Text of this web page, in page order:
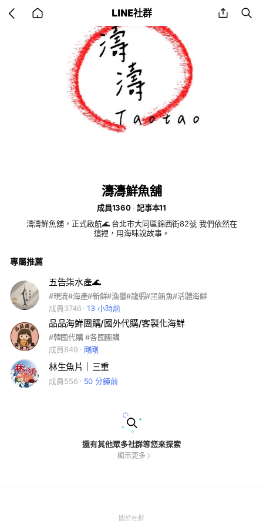
back LINE社群 share
濤濤鮮魚舖
成員1360
記事本11
濤濤鮮魚舖，正式啟航🌊 台北市大同區錦西街82號 我們依然在
這裡，用海味說故事。
專屬推薦
五告柒水產🌊
#現流#海產#新鮮#漁獵#龍蝦#黑鮪魚#活體海鮮
成員3746
13 小時前
品品海鮮團購/國外代購/客製化海鮮
#韓國代購 #各國團購
成員849
剛剛
林生魚片｜三重
成員556 50 分鐘前
還有其他眾多社群等您來探索
顯示更多
關於社群(Open